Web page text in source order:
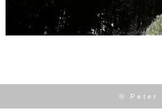
© Peter